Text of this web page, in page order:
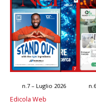
n.7 – Luglio 2026
Edicola Web